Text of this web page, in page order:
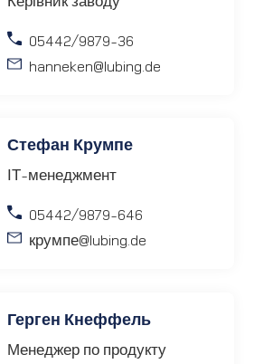
05442/9879-36
hanneken@lubing.de
Стефан Крумпе
ІТ-менеджмент
05442/9879-646
крумпе@lubing.de
Герген Кнеффель
Менеджер по продукту